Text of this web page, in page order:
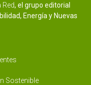
Red, el grupo editorial
Energía y Nuevas
Sostenible